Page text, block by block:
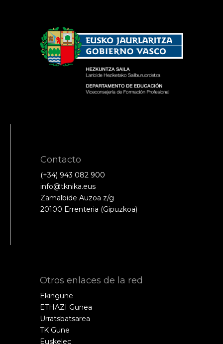
Contacto
(+34) 943 082 900
info@tknika.eus
Zamalbide Auzoa z/g
20100 Errenteria (Gipuzkoa)
Otros enlaces de la red
Ekingune
ETHAZI Gunea
Urratsbatsarea
TK Gune
Euskelec